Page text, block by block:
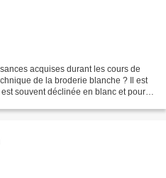
acquises durant les cours de
de la broderie blanche ? Il est
souvent déclinée en blanc et pour